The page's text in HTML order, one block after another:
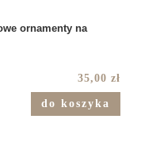
ornamenty na
35,00 zł
do koszyka